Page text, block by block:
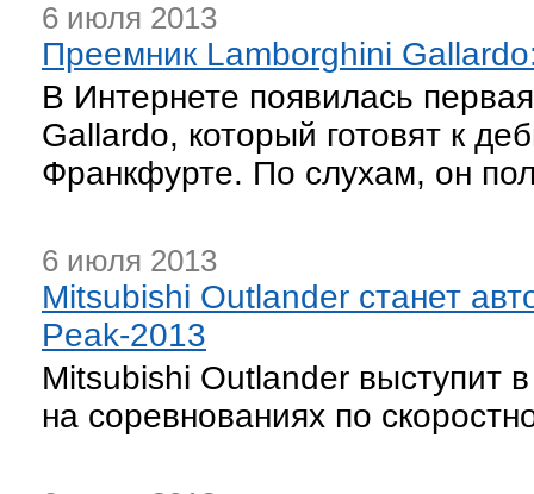
6 июля 2013
Преемник Lamborghini
В Интернете появилась
Gallardo, который готовят к
Франкфурте. По слухам, он
6 июля 2013
Mitsubishi Outlander станет
Peak-2013
Mitsubishi Outlander выступит
на соревнованиях по